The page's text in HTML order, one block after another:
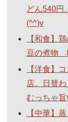
どん540円
(^^)v
【和食】
豆の煮物
【洋食】
店。日替
むっちゃ旨
【中華】